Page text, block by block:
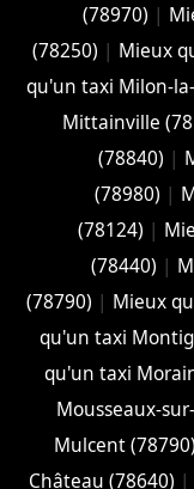
(78970) |
(78250) | Mieux
qu'un taxi Milon-
Mittainville
(78840) |
(78980) |
(78124) |
(78440) |
(78790) | Mieux
qu'un taxi
qu'un taxi
Mousseaux-
Mulcent (78790)
Château (78640) |